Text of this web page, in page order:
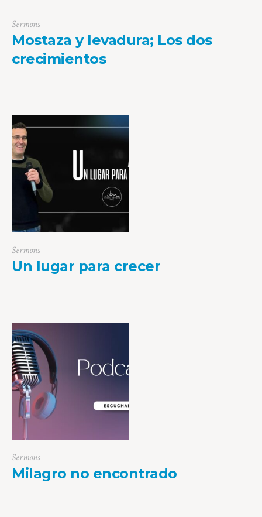
Sermons
Mostaza y levadura; Los dos
crecimientos
Sermons
Un lugar para crecer
Sermons
Milagro no encontrado